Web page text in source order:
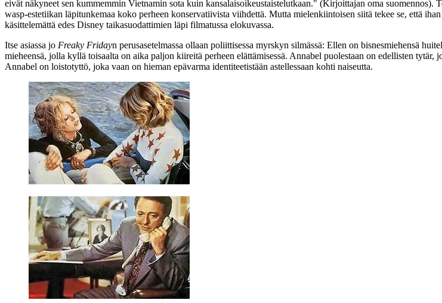
eivät näkyneet sen kummemmin Vietnamin sota kuin kansalaisoikeustaistelutkaan." (Kirjoittajan oma suomennos).
wasp-estetiikan läpitunkemaa koko perheen konservatiivista viihdettä. Mutta mielenkiintoisen siitä tekee se, että
käsittelemättä edes Disney taikasuodattimien läpi filmatussa elokuvassa.
Itse asiassa jo Freaky Fridayn perusasetelmassa ollaan poliittisessa myrskyn silmässä: Ellen on bisnesmiehensä
mieheensä, jolla kyllä toisaalta on aika paljon kiireitä perheen elättämisessä. Annabel puolestaan on edellisten
Annabel on loistotyttö, joka vaan on hieman epävarma identiteetistään astellessaan kohti naiseutta.